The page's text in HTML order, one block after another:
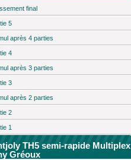
final
5
après 4 parties
4
après 3 parties
3
après 2 parties
2
1
TH5 semi-rapide Multiplex
Gréoux